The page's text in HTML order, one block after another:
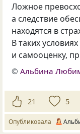
Ложное
а следствие
находятся в
В таких
и самооценку,
©Альбина
21 5
Опубликовала